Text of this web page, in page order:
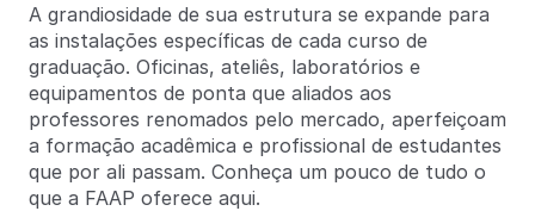
A grandiosidade de sua estrutura se expande para
as instalações específicas de cada curso de
graduação. Oficinas, ateliês, laboratórios e
equipamentos de ponta que aliados aos
professores renomados pelo mercado, aperfeiçoam
a formação acadêmica e profissional de estudantes
que por ali passam. Conheça um pouco de tudo o
que a FAAP oferece aqui.